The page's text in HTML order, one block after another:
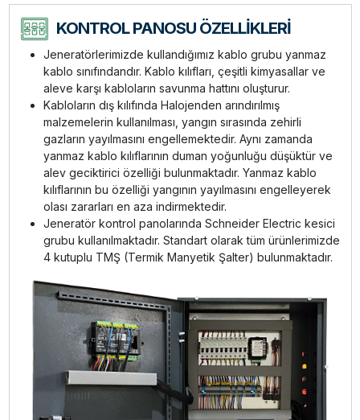
KONTROL PANOSU ÖZELLİKLERİ
Jeneratörlerimizde kullandığımız kablo grubu yanmaz
kablo sınıfındandır. Kablo kılıfları, çeşitli kimyasallar ve
aleve karşı kabloların savunma hattını oluşturur.
Kabloların dış kılıfında Halojenden arındırılmış
malzemelerin kullanılması, yangın sırasında zehirli
gazların yayılmasını engellemektedir. Aynı zamanda
yanmaz kablo kılıflarının duman yoğunluğu düşüktür ve
alev geciktirici özelliği bulunmaktadır. Yanmaz kablo
kılıflarının bu özelliği yangının yayılmasını engelleyerek
olası zararları en aza indirmektedir.
Jeneratör kontrol panolarında Schneider Electric kesici
grubu kullanılmaktadır. Standart olarak tüm ürünlerimizde
4 kutuplu TMŞ (Termik Manyetik Şalter) bulunmaktadır.